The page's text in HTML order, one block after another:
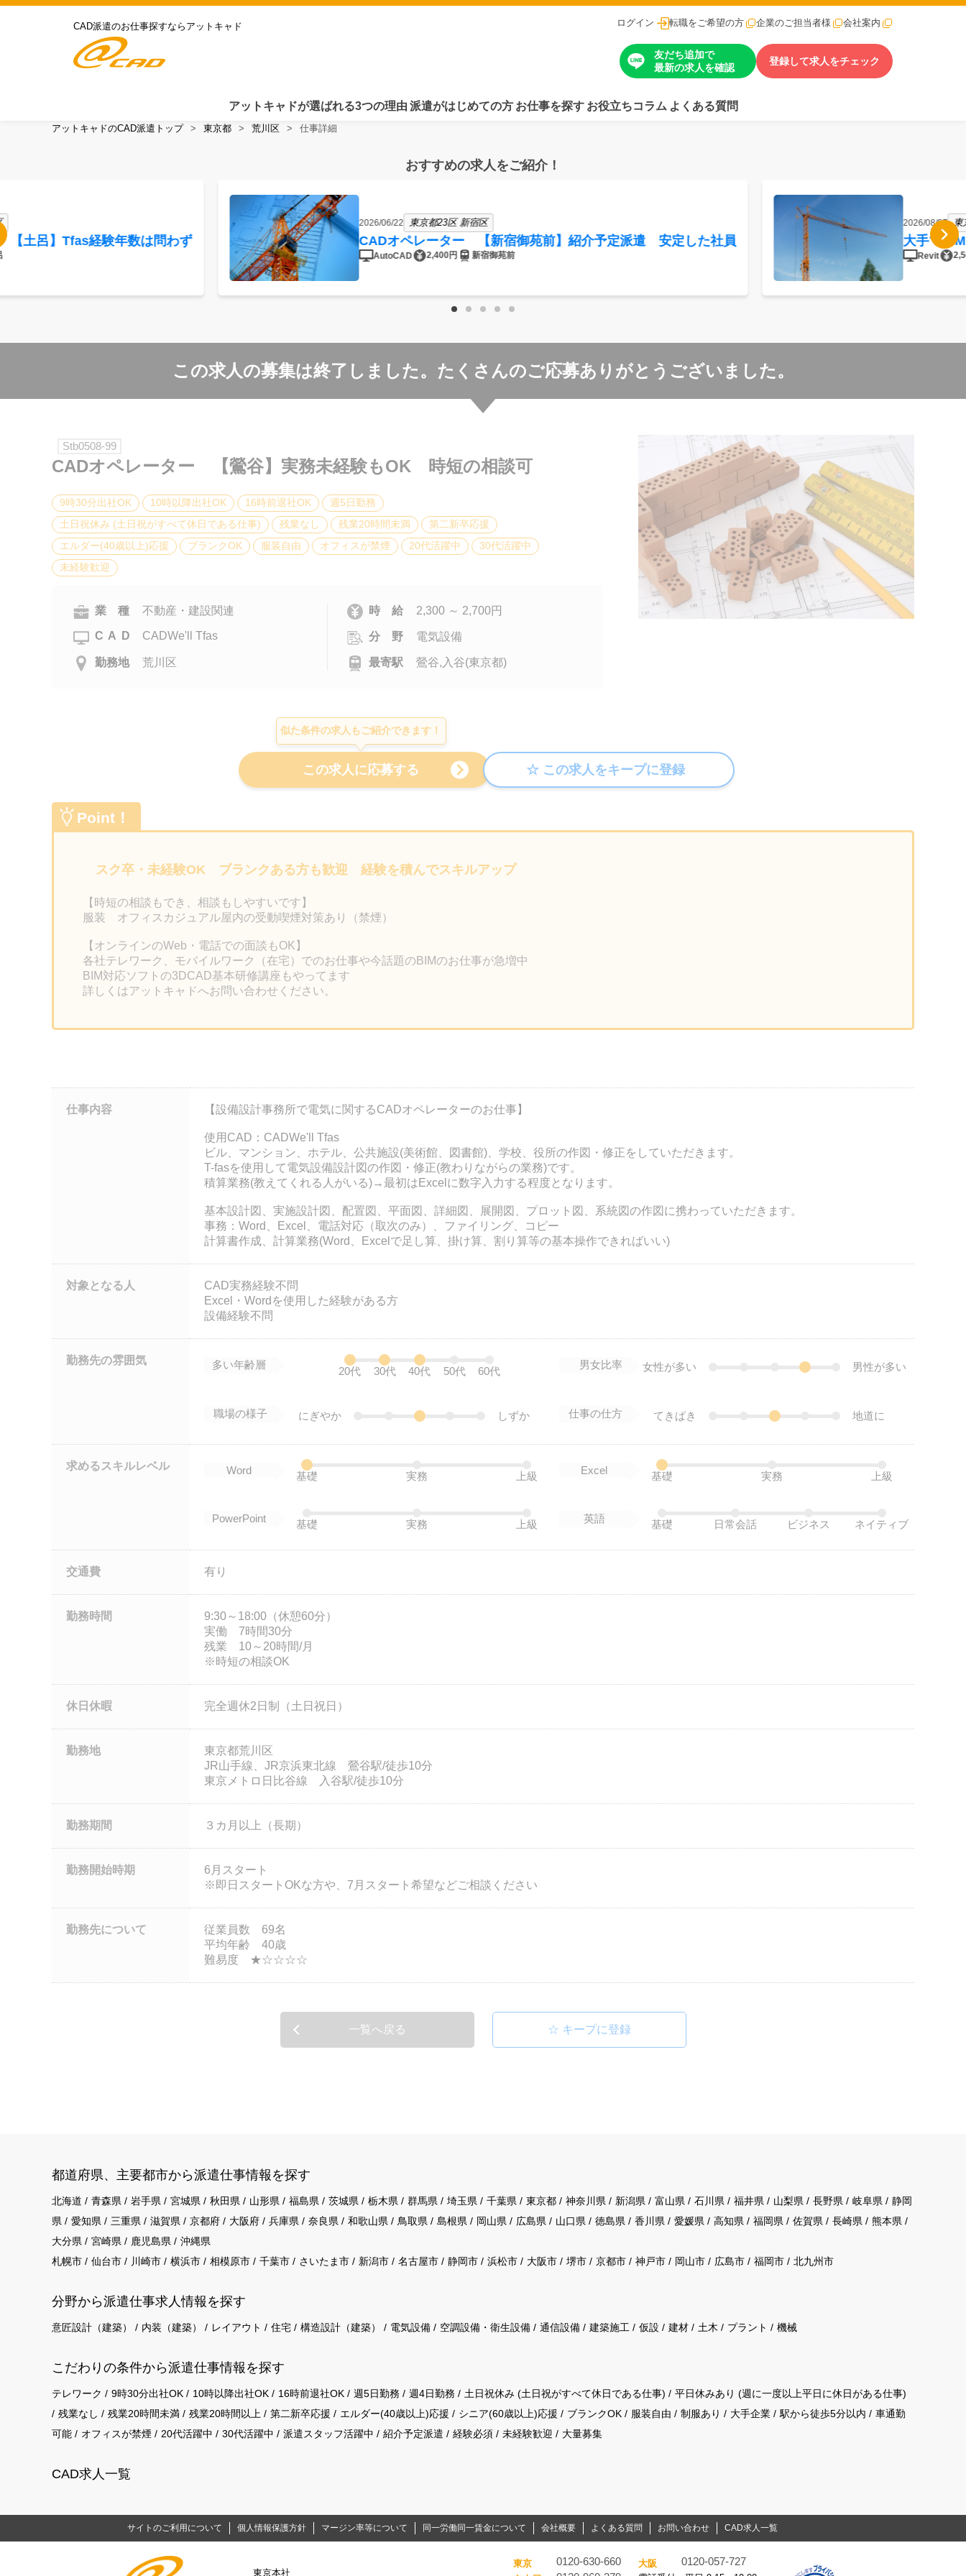
CAD派遣のお仕事探すならアットキャド ログイン 転職をご希望の方 企業のご担当者様 会社案内
友だち追加で
最新の求人を確認
登録して求人をチェック
アットキャドが選ばれる3つの理由 派遣がはじめての方 お仕事を探す お役立ちコラム よくある質問
アットキャドのCAD派遣トップ 東京都 荒川区 仕事詳細
おすすめの求人をご紹介！
土呂】Tfas経験年数は問わず
2026/06/22 東京都23区 新宿区
CADオペレーター 【新宿御苑前】紹介予定派遣 安定した社員
AutoCAD 2,400円 新宿御苑前
2026/08/07 東
大手で
Revit
この求人の募集は終了しました。 たくさんのご応募ありがとうございました。
Stb0508-99
CADオペレーター 【鶯谷】実務未経験もOK 時短の相談可
9時30分出社OK 10時以降出社OK 16時前退社OK
週5日勤務
土日祝休み (土日祝がすべて休日である仕事)
残業なし 残業20時間未満
第二新卒応援
エルダー(40歳以上)応援
ブランクOK 服装自由 オフィスが禁煙 20代活躍中
30代活躍中
未経験歓迎
業 種 不動産・建設関連
CAD CADWe'll Tfas
勤務地 荒川区
時 給 2,300 ～ 2,700円
分 野 電気設備
最寄駅 鶯谷,入谷(東京都)
似た条件の求人もご紹介できます！
Point！
スク卒・未経験OK ブランクある方も歓迎 経験を積んでスキルアップ
【時短の相談もでき、相談もしやすいです】
服装 オフィスカジュアル屋内の受動喫煙対策あり（禁煙）
【オンラインのWeb・電話での面談もOK】
各社テレワーク、モバイルワーク（在宅）でのお仕事や今話題のBIMのお仕事が急増中
BIM対応ソフトの3DCAD基本研修講座もやってます
詳しくはアットキャドへお問い合わせください。
仕事内容 【設備設計事務所で電気に関するCADオペレーターのお仕事】
使用CAD：CADWe'll Tfas
ビル、マンション、ホテル、公共施設(美術館、図書館)、学校、役所の作図・修正をしていただきます。
T-fasを使用して電気設備設計図の作図・修正(教わりながらの業務)です。
積算業務(教えてくれる人がいる)→最初はExcelに数字入力する程度となります。
基本設計図、実施設計図、配置図、平面図、詳細図、展開図、プロット図、系統図の作図に携わっていただきます。
事務：Word、Excel、電話対応（取次のみ）、ファイリング、コピー
計算書作成、計算業務(Word、Excelで足し算、掛け算、割り算等の基本操作できればいい)
対象となる人
CAD実務経験不問
Excel・Wordを使用した経験がある方
設備経験不問
勤務先の雰囲気 多い年齢層
20代 30代 40代 50代 60代
男女比率 女性が多い 男性が多い
職場の様子 にぎやか しずか 仕事の仕方 てきぱき 地道に
求めるスキルレベル Word 基礎 実務 上級 Excel 基礎 実務 上級
PowerPoint 基礎 実務 上級 英語 基礎 日常会話 ビジネス ネイティブ
交通費 有り
勤務時間
9:30～18:00（休憩60分）
実働 7時間30分
残業 10～20時間/月
※時短の相談OK
休日休暇 完全週休2日制（土日祝日）
勤務地
東京都荒川区
JR山手線、JR京浜東北線 鶯谷駅/徒歩10分
東京メトロ日比谷線 入谷駅/徒歩10分
勤務期間 ３カ月以上（長期）
勤務開始時期
6月スタート
※即日スタートOKな方や、7月スタート希望などご相談ください
勤務先について
従業員数 69名
平均年齢 40歳
難易度 ★☆☆☆☆
一覧へ戻る
都道府県、主要都市から派遣仕事情報を探す
北海道 青森県 岩手県 宮城県 秋田県 山形県 福島県 茨城県 栃木県 群馬県 埼玉県 千葉県 東京都 神奈川県 新潟県 富山県 石川県 福井県 山梨県 長野県 岐阜県
静岡
県
愛知県 三重県 滋賀県 京都府 大阪府 兵庫県 奈良県 和歌山県 鳥取県 島根県 岡山県 広島県 山口県 徳島県 香川県 愛媛県 高知県 福岡県 佐賀県 長崎県
熊本県
大分県
宮崎県 鹿児島県
沖縄県
札幌市
仙台市 川崎市 横浜市 相模原市 千葉市 さいたま市 新潟市 名古屋市 静岡市 浜松市 大阪市 堺市 京都市 神戸市 岡山市 広島市 福岡市 北九州市
分野から派遣仕事求⼈情報を探す
意匠設計（建築） 内装（建築） レイアウト 住宅 構造設計（建築） 電気設備 空調設備・衛生設備 通信設備 建築施工 仮設 建材 土木 プラント 機械
こだわりの条件から派遣仕事情報を探す
テレワーク 9時30分出社OK 10時以降出社OK 16時前退社OK 週5日勤務 週4日勤務 土日祝休み (土日祝がすべて休日である仕事)
平日休みあり (週に一度以上平日に休日がある仕事)
残業なし
残業20時間未満 残業20時間以上 第二新卒応援 エルダー(40歳以上)応援 シニア(60歳以上)応援 ブランクOK 服装自由 制服あり 大手企業 駅から徒歩5分以内
車通勤
可能
オフィスが禁煙 20代活躍中 30代活躍中 派遣スタッフ活躍中 紹介予定派遣 経験必須 未経験歓迎 大量募集
CAD求人一覧
サイトのご利用について 個人情報保護方針 マージン率等について 同一労働同一賃金について 会社概要 よくある質問 お問い合わせ CAD求人一覧
東京本社
東京 0120-630-660 大阪 0120-057-727